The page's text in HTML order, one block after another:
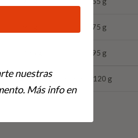
75 g
95 g
190 g / Gata gestante: 80-120 g
nuestras
Más info en